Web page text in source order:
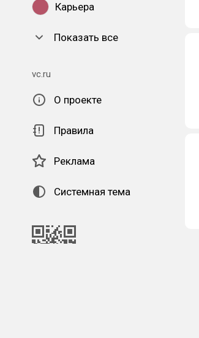
Карьера
Показать все
vc.ru
О проекте
Правила
Реклама
Системная тема